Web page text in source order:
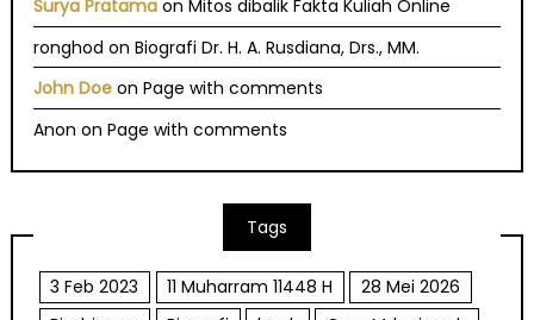
Surya Pratama onMitos dibalik Fakta Kuliah Online
ronghod onBiografi Dr. H. A. Rusdiana, Drs., MM.
John Doe onPage with comments
Anon onPage with comments
Tags
3 Feb 2023 11 Muharram 11448 H
28 Mei 2026